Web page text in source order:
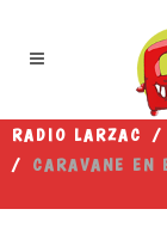
RADIO LARZAC /
/ CARAVANE EN